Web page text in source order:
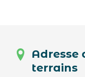
Adresse
terrains